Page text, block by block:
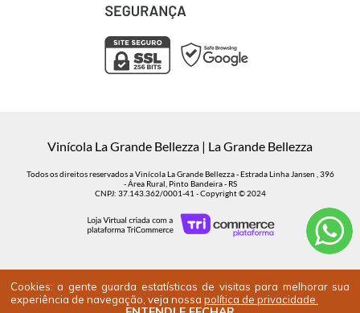
Vinícola La Grande Bellezza | La Grande Bellezza
Todos os direitos reservados a Vinícola La Grande Bellezza - Estrada Linha Jansen , 396
- Área Rural, Pinto Bandeira - RS
CNPJ: 37.143.362/0001-41 - Copyright © 2024
APRECIE COM RESPONSABILIDADE. VENDA PROIBIDA PARA MENORES DE 18
ANOS 🔞.
Cookies: a gente guarda estatísticas de visitas para melhorar sua
experiência de navegação, veja nossa política de privacidade.